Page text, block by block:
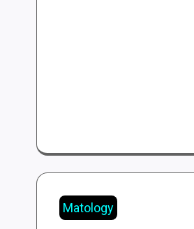
Matology